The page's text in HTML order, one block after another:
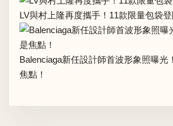
LV與村上隆再度攜手！11款限量包袋
Balenciaga新任設計師首波形象照曝光
焦點！